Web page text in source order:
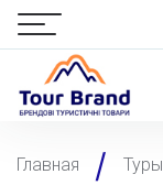
Главная Туры